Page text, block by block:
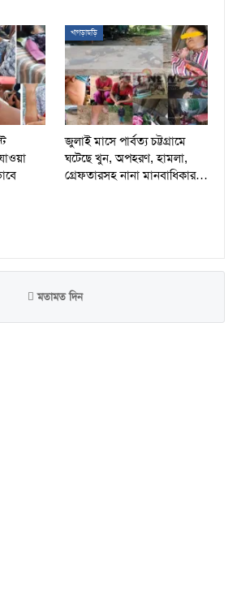
খাগড়াছড়ি
জুলাই মাসে পার্বত্য চট্টগ্রামে
ঘটেছে খুন, অপহরণ, হামলা,
গ্রেফতারসহ নানা মানবাধিকার…
মতামত দিন